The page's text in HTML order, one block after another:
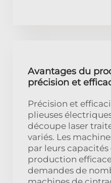
Avantages du
précision et
Précision et
plieuses
découpe laser
variés. Les
par leurs
production
demandes de